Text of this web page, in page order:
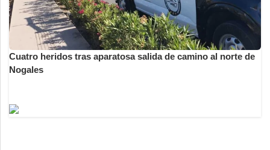
Cuatro heridos tras aparatosa salida de camino al norte de
Nogales